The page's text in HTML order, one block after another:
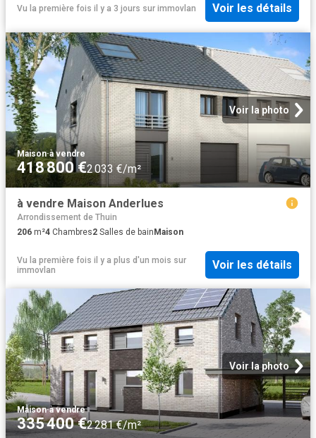
Vu la première fois il y a 3 jours sur immovlan Voir les détails
Voir la photo
Maison·à vendre
418 800 €2 033 €/m²
à vendre Maison Anderlues
Arrondissement de Thuin
206 m²4 Chambres2 Salles de bainMaison
Vu la première fois il y a plus d'un mois sur
immovlan
Voir les détails
Voir la photo
Maison·à vendre
335 400 €2 281 €/m²